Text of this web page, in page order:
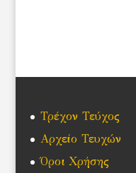
Τρέχον Τεύχος
Αρχείο Τευχών
Όροι Χρήσης